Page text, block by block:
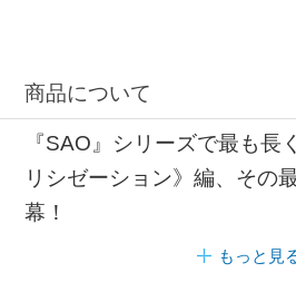
商品について
『SAO』シリーズで最も長
リシゼーション》編、その
幕！
もっと見